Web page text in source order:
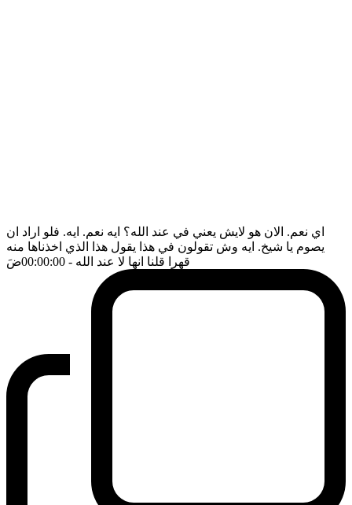
اي نعم. الان هو لايش يعني في عند الله؟ ايه نعم. ايه. فلو اراد ان
يصوم يا شيخ. ايه وش تقولون في هذا يقول هذا الذي اخذناها منه
قهرا قلنا انها لا عند الله - 00:00:00 ضَ